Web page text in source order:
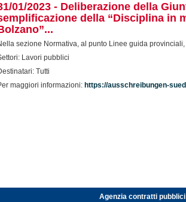
01/2023 - Deliberazione della
della “Disciplina in
sezione Normativa, al punto Linee guida
Lavori pubblici
Tutti
maggiori informazioni: https://ausschreibungen-
Agenzia contratti